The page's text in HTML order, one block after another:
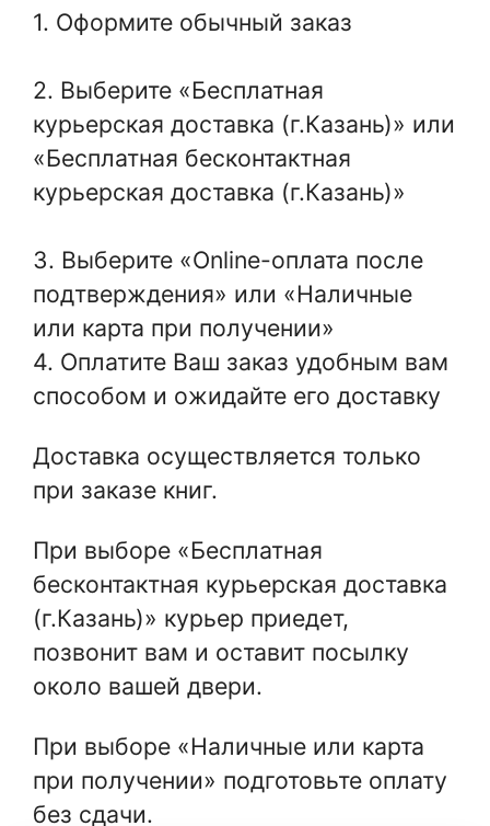
1. Оформите обычный заказ
2. Выберите «Бесплатная
курьерская доставка (г.Казань)» или
«Бесплатная бесконтактная
курьерская доставка (г.Казань)»
3. Выберите «Online-оплата после
подтверждения» или «Наличные
или карта при получении»
4. Оплатите Ваш заказ удобным вам
способом и ожидайте его доставку
Доставка осуществляется только
при заказе книг.
При выборе «Бесплатная
бесконтактная курьерская доставка
(г.Казань)» курьер приедет,
позвонит вам и оставит посылку
около вашей двери.
При выборе «Наличные или карта
при получении» подготовьте оплату
без сдачи.